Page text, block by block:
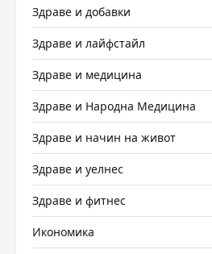
Здраве и добавки
Здраве и лайфстайл
Здраве и медицина
Здраве и Народна Медицина
Здраве и начин на живот
Здраве и уелнес
Здраве и фитнес
Икономика